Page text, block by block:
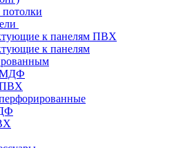
к панелям ПВХ
к панелям
МДФ
ПВХ